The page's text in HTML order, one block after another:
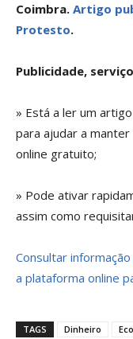
Coimbra. Artigo
Protesto.
Publicidade,
» Está a ler um
para ajudar a
online gratuito;
» Pode ativar
assim como
Consultar
a plataforma online
TAGS Dinheiro